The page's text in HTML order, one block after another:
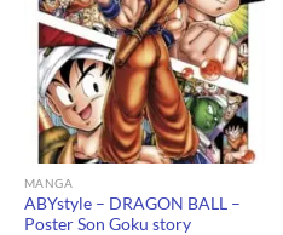
MANGA
ABYstyle – DRAGON BALL –
Poster Son Goku story